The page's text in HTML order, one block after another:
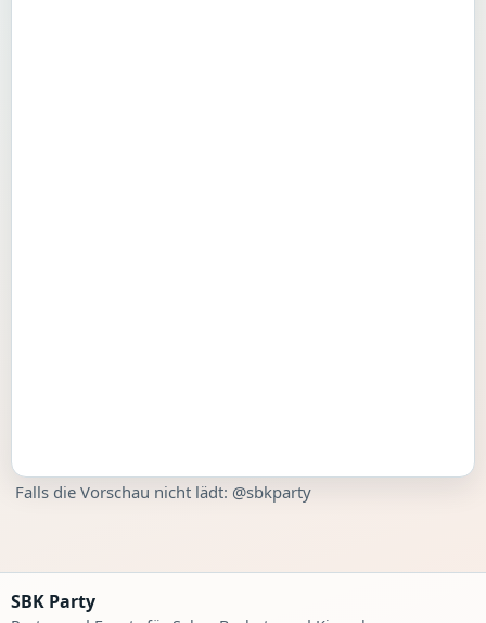
Falls die Vorschau nicht lädt: @sbkparty
SBK Party